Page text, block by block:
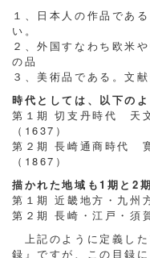
１、日本人の作品であ
い。
２、外国すなわち欧米
の品
３、美術品である。文献
時代としては、以下の
第１期 切支丹時代 天
（1637）
第２期 長崎通商時代
（1867）
描かれた地域も1期と2
第１期 近畿地方・九州
第２期 長崎・江戸・須
上記のように定義し
録』ですが、この目録